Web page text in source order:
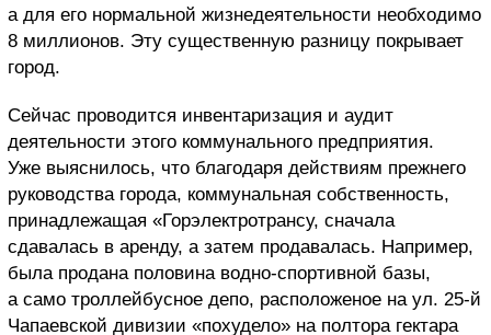
а для его нормальной жизнедеятельности необходимо
8 миллионов. Эту существенную разницу покрывает
город.
Сейчас проводится инвентаризация и аудит
деятельности этого коммунального предприятия.
Уже выяснилось, что благодаря действиям прежнего
руководства города, коммунальная собственность,
принадлежащая «Горэлектротрансу, сначала
сдавалась в аренду, а затем продавалась. Например,
была продана половина водно-спортивной базы,
а само троллейбусное депо, расположеное на ул. 25-й
Чапаевской дивизии «похудело» на полтора гектара